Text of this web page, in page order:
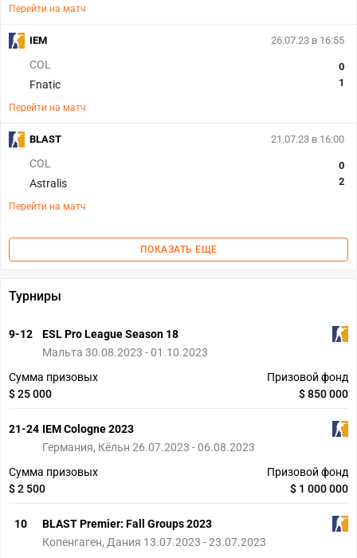
Перейти на матч
26.07.23 в 16:55
COL
Fnatic
0
1
Перейти на матч
IEM
21.07.23 в 16:00
COL
Astralis
0
2
Перейти на матч
BLAST
ПОКАЗАТЬ ЕЩЕ
Турниры
9-12
ESL Pro League Season 18
Мальта 30.08.2023 - 01.10.2023
Сумма призовых
$ 25 000
Призовой фонд
$ 850 000
21-24 IEM Cologne 2023
Германия, Кёльн 26.07.2023 - 06.08.2023
Сумма призовых
$ 2 500
Призовой фонд
$ 1 000 000
10
BLAST Premier: Fall Groups 2023
Копенгаген, Дания 13.07.2023 - 23.07.2023